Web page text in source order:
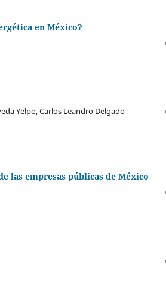
en México?
Yelpo, Carlos Leandro Delgado
las empresas públicas de México